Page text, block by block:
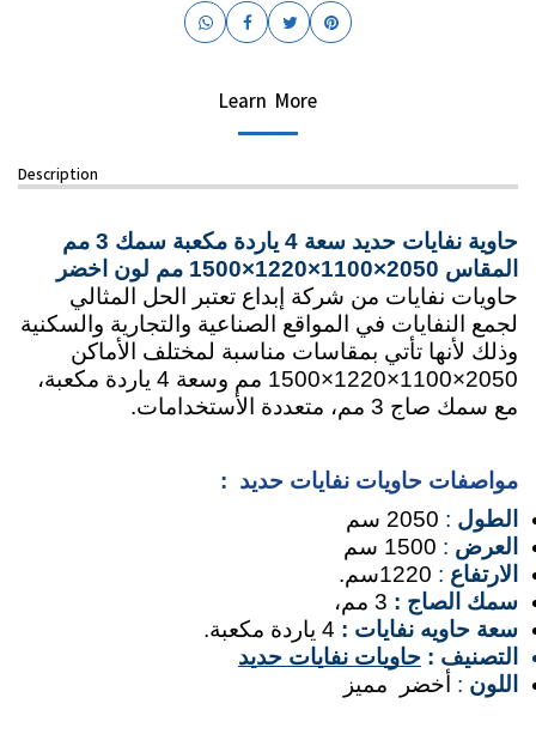
Learn More
Description
المقاس 2050×1100×1220×1500 مم لون اخضر
مع سمك صاج 3 مم، متعددة الأستخدامات.
مواصفات حاويات نفايات حديد  :
الطول :
العرض : 1500 سم
الارتفاع :
سمك الصاج : 3 مم،
سعة حاويه نفايات :
التصنيف : حاويات نفايات حديد
اللون : أخضر  مميز